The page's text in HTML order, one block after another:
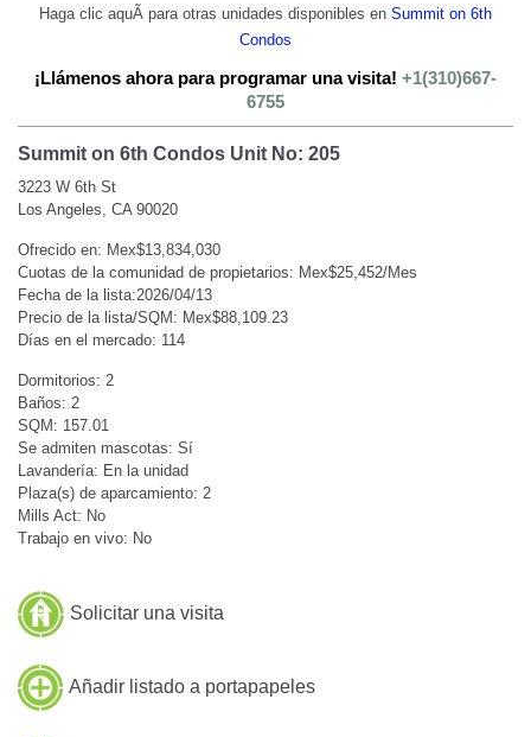
Haga clic aquÃ­ para otras unidades disponibles en Summit on 6th
Condos
¡Llámenos ahora para programar una visita! +1(310)667-
6755
Summit on 6th Condos Unit No: 205
3223 W 6th St
Los Angeles, CA 90020
Ofrecido en: Mex$13,834,030
Cuotas de la comunidad de propietarios: Mex$25,452/Mes
Fecha de la lista:2026/04/13
Precio de la lista/SQM: Mex$88,109.23
Días en el mercado: 114
Dormitorios: 2
Baños: 2
SQM: 157.01
Se admiten mascotas: Sí
Lavandería: En la unidad
Plaza(s) de aparcamiento: 2
Mills Act: No
Trabajo en vivo: No
Solicitar una visita
Añadir listado a portapapeles